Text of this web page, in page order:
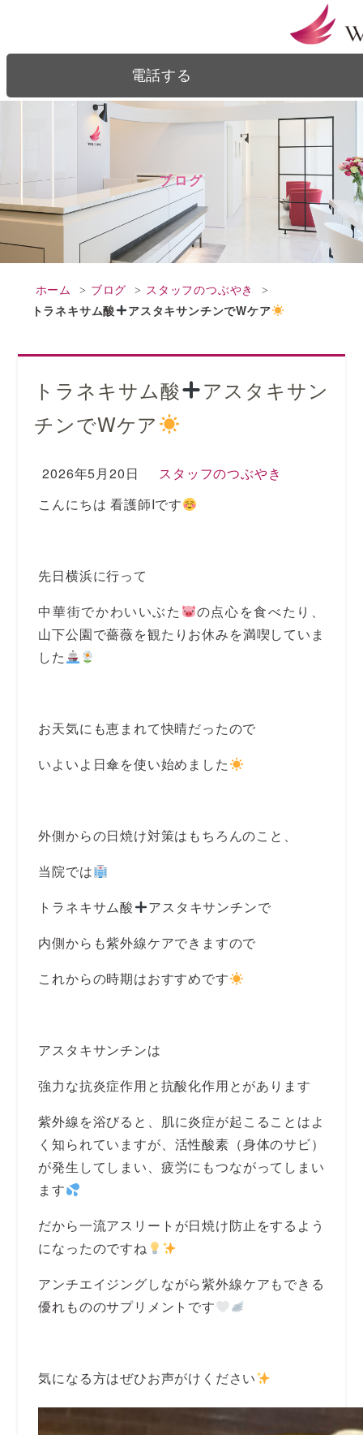
電話する
ブログ
ブログ｜銀座駅、銀座一丁目駅から徒歩2分の美容皮膚科｜ウェルクリニック
ホーム ブログ
スタッフのつぶやき
トラネキサム酸
アスタキサンチンでWケア
トラネキサム酸
アスタキサン
チンでWケア
2026年5月20日
スタッフのつぶやき
こんにちは 看護師Iです
先日横浜に行って
中華街でかわいいぶた
の点心を食べたり、
山下公園で薔薇を観たりお休みを満喫していま
した
お天気にも恵まれて快晴だったので
いよいよ日傘を使い始めました
外側からの日焼け対策はもちろんのこと、
当院では
トラネキサム酸
アスタキサンチンで
内側からも紫外線ケアできますので
これからの時期はおすすめです
アスタキサンチンは
強力な抗炎症作用と抗酸化作用とがあります
紫外線を浴びると、肌に炎症が起こることはよ
く知られていますが、活性酸素（身体のサビ）
が発生してしまい、疲労にもつながってしまい
ます
だから一流アスリートが日焼け防止をするよう
になったのですね
アンチエイジングしながら紫外線ケアもできる
優れもののサプリメントです
気になる方はぜひお声がけください